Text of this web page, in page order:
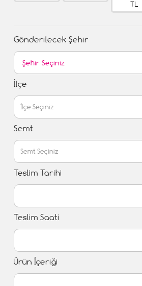
TL
Gönderilecek Şehir
İlçe
Semt
Teslim Tarihi
Teslim Saati
Ürün İçeriği